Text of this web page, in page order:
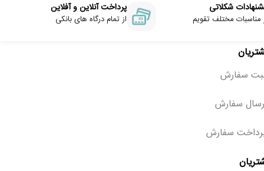
شکلاتی
مناسبات مختلف تقویم
پرداخت آنلاین و آفلاین
از تمام درگاه های بانکی
سفارش
سفارش
سفارش